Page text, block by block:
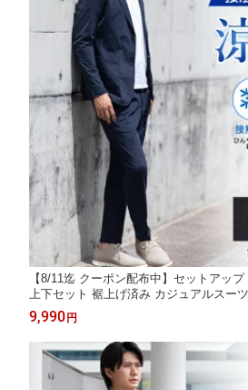
【8/11迄 クーポン配布中】セットアッ
上下セット 裾上げ済み カジュアルスー
ム ビジネス ゴルフ クールビズ 春夏秋【
引き 対象商品】
9,990円